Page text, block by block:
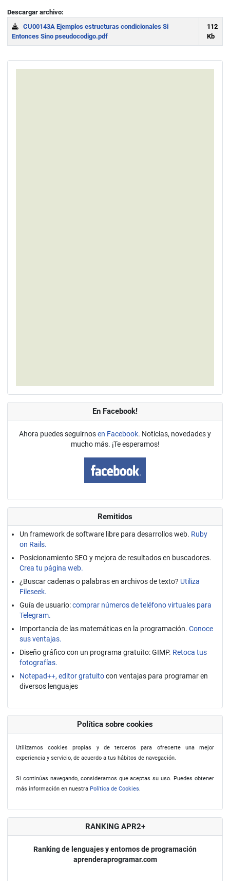
Descargar archivo:
CU00143A Ejemplos estructuras condicionales Si
Entonces Sino pseudocodigo.pdf
112
Kb
En Facebook!
Ahora puedes seguirnosen Facebook. Noticias, novedades y
mucho más. ¡Te esperamos!
Remitidos
Un framework de software libre para desarrollos web. Ruby
on Rails.
Posicionamiento SEO y mejora de resultados en buscadores.
Crea tu página web.
¿Buscar cadenas o palabras en archivos de texto? Utiliza
Fileseek.
Guía de usuario:comprar números de teléfono virtuales para
Telegram.
Importancia de las matemáticas en la programación. Conoce
sus ventajas.
Diseño gráfico con un programa gratuito: GIMP. Retoca tus
fotografías.
Notepad++, editor gratuitocon ventajas para programar en
diversos lenguajes
Política sobre cookies
Utilizamos cookies propias y de terceros para ofrecerte una mejor
experiencia y servicio, de acuerdo a tus hábitos de navegación.
Si continúas navegando, consideramos que aceptas su uso. Puedes obtener
más información en nuestra Política de Cookies.
RANKING APR2+
Ranking de lenguajes y entornos de programación
aprenderaprogramar.com